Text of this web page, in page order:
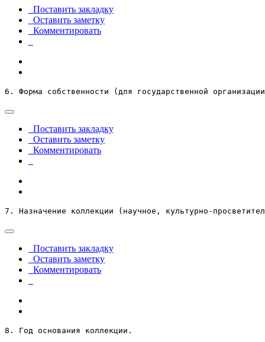
Поставить закладку
Оставить заметку
Комментировать
6. Форма собственности (для государственной
Поставить закладку
Оставить заметку
Комментировать
7. Назначение коллекции (научное, культурно-
Поставить закладку
Оставить заметку
Комментировать
8. Год основания коллекции.